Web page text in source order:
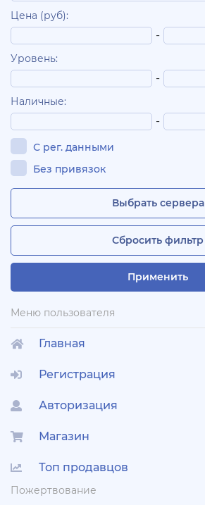
Цена (руб):
-
Уровень:
-
Наличные:
-
С рег. данными
Без привязок
Выбрать сервера
Сбросить фильтр
Применить
Меню пользователя
Главная
Регистрация
Авторизация
Магазин
Топ продавцов
Пожертвование